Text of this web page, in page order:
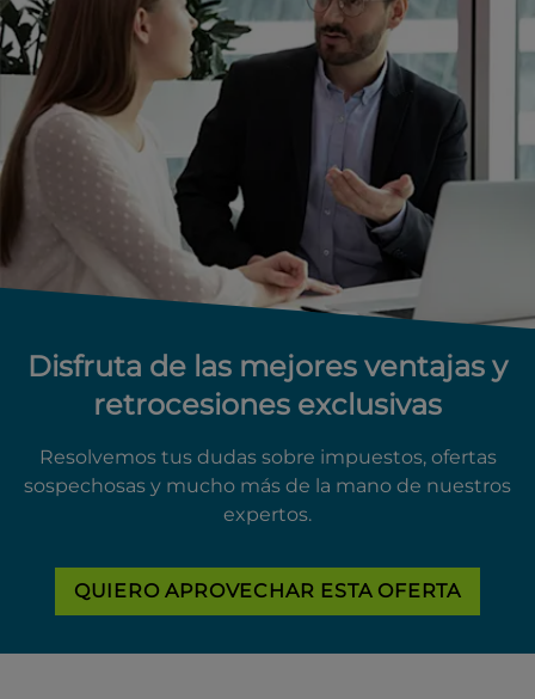
Disfruta de las mejores ventajas y
retrocesiones exclusivas
Resolvemos tus dudas sobre impuestos, ofertas
sospechosas y mucho más de la mano de nuestros
expertos.
QUIERO APROVECHAR ESTA OFERTA